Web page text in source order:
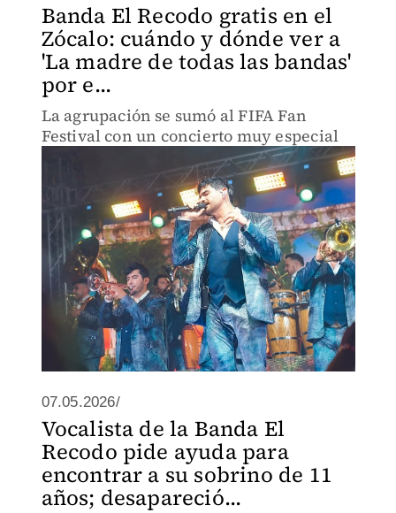
Banda El Recodo gratis en el
Zócalo: cuándo y dónde ver a
'La madre de todas las bandas'
por e...
La agrupación se sumó al FIFA Fan
Festival con un concierto muy especial
07.05.2026/
Vocalista de la Banda El
Recodo pide ayuda para
encontrar a su sobrino de 11
años; desapareció...